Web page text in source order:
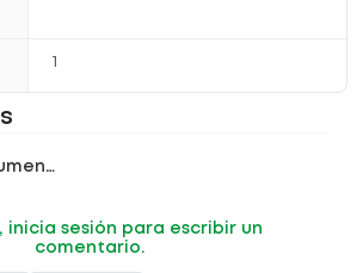
inicia sesión para escribir un
comentario.